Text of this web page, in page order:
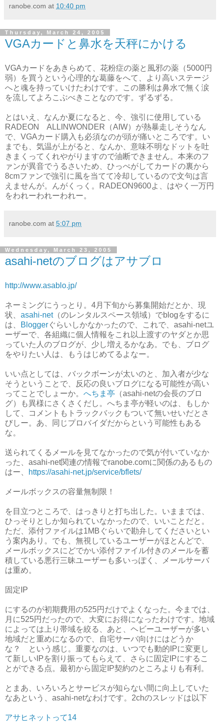
ranobe.com at 10:40 pm
Thursday, March 24, 2005
VGAカードと鼻水を天秤にかける
VGAカードをあきらめて、花粉症の薬と風邪の薬（5000円
弱）を買うという心理的な葛藤をへて、より高いステージ
へと魂を持っていけたわけです。この勝利は鼻水で無く涙
を流してよろこぶべきことなのです。ずるずる。
とはいえ、なんか夏になると、今、強引に使用している
RADEON ALLINWONDER（AIW）が熱暴走しそうなん
で、VGAカード購入も必須なのが頭が痛いところです。い
までも、気温が上がると、なんか、意味不明なドットを吐
きまくってくれやがりますので油断できません。本来のフ
ァンが異音でうるさいため、ひっぺがしてカードの裏から
8cmファンで強引に風を当てて冷却しているので文句は言
えませんが。んがくっく。RADEON9600よ、はやく一万円
をわれーわれーわれー。
ranobe.com at 5:07 pm
Wednesday, March 23, 2005
asahi-netのブログはアサブロ
http://www.asablo.jp/
ネーミングにうっとり。4月下旬から募集開始だとか、現
状、 asahi-net（のレンタルスペース領域）でblogをするに
は、
Blogger ぐらいしかなかったので、これで、asahi-netユ
ーザーで、各組織に個人情報をこれ以上渡すのヤダとか思
っていた人のブログが、少し増えるかなあ。でも、ブログ
をやりたい人は、もうはじめてるよなー。
いい点としては、バックボーンが太いのと、加入者が少な
そうということで、反応の良いブログになる可能性が高い
ってことでしょーか。 へちま亭 （asahi-netの会長のブロ
グ）も異様にさくさくだし。へちま亭が軽いのは、もしか
して、コメントもトラックバックもついて無いせいだとさ
びしー。あ、同じプロバイダだからという可能性もある
な。
送られてくるメールを見てなかったので気が付いていなか
った、asahi-net関連の情報でranobe.comに関係のあるもの
はー、
https://asahi-net.jp/service/bflets/
メールボックスの容量無制限！
を目立つところで、はっきりと打ち出した。いままでは、
ひっそりとしか知られていなかったので、いいことだと。
ただ、添付ファイルは1MBぐらいで勘弁してくださいとい
う案内あり。でも、無視しているユーザーがほとんどで、
メールボックスにどでかい添付ファイル付きのメールを蓄
積している悪行三昧ユーザーも多いっぽく、メールサーバ
は重め。
固定IP
にするのが初期費用の525円だけでよくなった。今までは、
月に525円だったので、大変にお得になったわけです。地域
によっては上り帯域を絞る、あと、ヘビーユーザーが多い
地域だと重めになるので、自宅サーバ向けにはどうか
な？ という感じ。重要なのは、いつでも動的IPに変更し
て新しいIPを割り振ってもらえて、さらに固定IPにするこ
とができる点。最初から固定IP契約のところよりも有利。
とまあ、いろいろとサービスが知らない間に向上していた
なあという、asahi-netなわけです。2chのスレッドは以下
アサヒネットって14